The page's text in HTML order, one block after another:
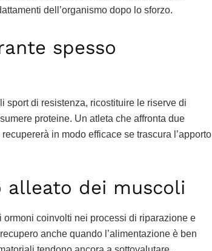
dell’organismo dopo lo sforzo.
spesso
sport di resistenza, ricostituire le riserve di
proteine. Un atleta che affronta due
in modo efficace se trascura l’apporto
alleato dei muscoli
ormoni coinvolti nei processi di riparazione e
anche quando l’alimentazione è ben